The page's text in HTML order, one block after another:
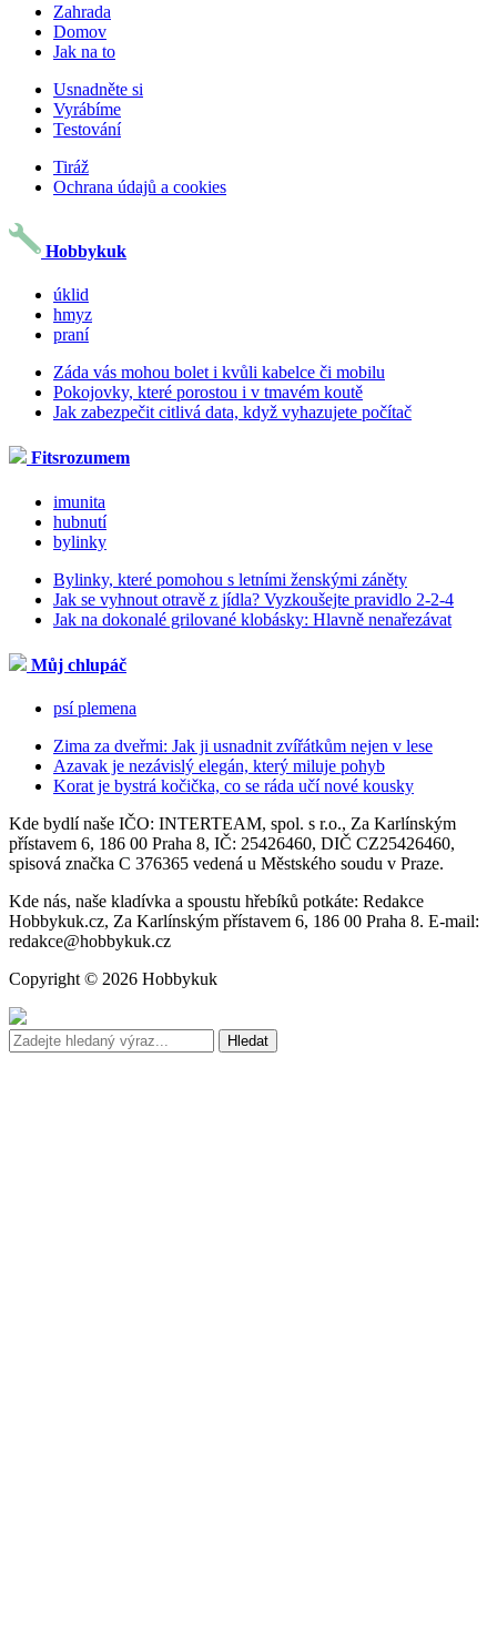
Zahrada
Domov
Jak na to
Usnadněte si
Vyrábíme
Testování
Tiráž
Ochrana údajů a cookies
Hobbykuk
úklid
hmyz
praní
Záda vás mohou bolet i kvůli kabelce či mobilu
Pokojovky, které porostou i v tmavém koutě
Jak zabezpečit citlivá data, když vyhazujete počítač
Fitsrozumem
imunita
hubnutí
bylinky
Bylinky, které pomohou s letními ženskými záněty
Jak se vyhnout otravě z jídla? Vyzkoušejte pravidlo 2-2-4
Jak na dokonalé grilované klobásky: Hlavně nenařezávat
Můj chlupáč
psí plemena
Zima za dveřmi: Jak ji usnadnit zvířátkům nejen v lese
Azavak je nezávislý elegán, který miluje pohyb
Korat je bystrá kočička, co se ráda učí nové kousky
Kde bydlí naše IČO: INTERTEAM, spol. s r.o., Za Karlínským
přístavem 6, 186 00 Praha 8, IČ: 25426460, DIČ CZ25426460,
spisová značka C 376365 vedená u Městského soudu v Praze.
Kde nás, naše kladívka a spoustu hřebíků potkáte: Redakce
Hobbykuk.cz, Za Karlínským přístavem 6, 186 00 Praha 8. E-mail:
redakce@hobbykuk.cz
Copyright © 2026 Hobbykuk